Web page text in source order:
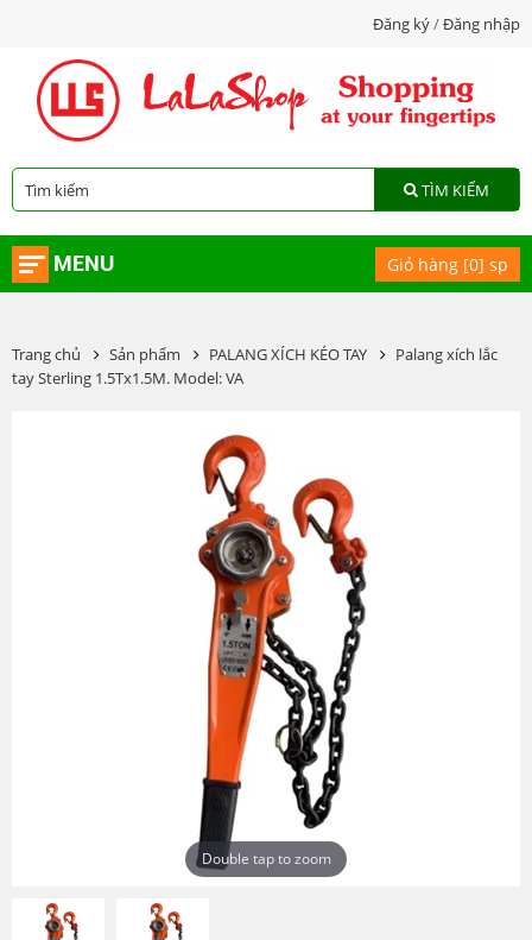
Đăng ký/Đăng nhập
TÌM KIẾM
MENU Giỏ hàng [0] sp
Trang chủ Sản phẩm PALANG XÍCH KÉO TAY
Palang xích lắc
tay Sterling 1.5Tx1.5M. Model: VA
Double tap to zoom